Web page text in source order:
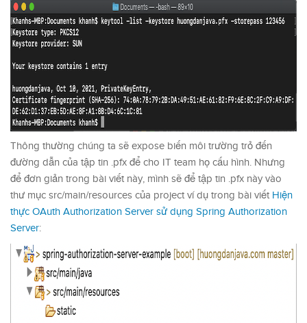
Thông thường chúng ta sẽ expose biến môi trường trỏ đến
đường dẫn của tập tin .pfx để cho IT team họ cấu hình. Nhưng
để đơn giản trong bài viết này, mình sẽ để tập tin .pfx này vào
thư mục src/main/resources của project ví dụ trong bài viết Hiện
thực OAuth Authorization Server sử dụng Spring Authorization
Server: